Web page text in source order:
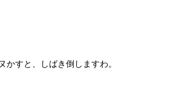
かすと、しばき倒しますわ。